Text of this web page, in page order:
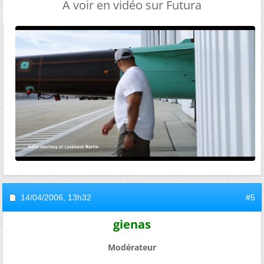
A voir en vidéo sur Futura
14/04/2006, 13h32 #5
gienas
Modérateur